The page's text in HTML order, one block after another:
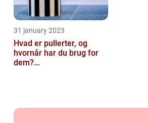
31 january 2023
Hvad er pullerter, og
hvornår har du brug for
dem?...